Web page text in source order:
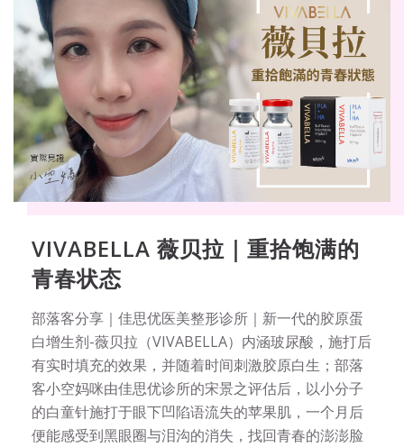
VIVABELLA 薇贝拉｜重拾饱满的
青春状态
部落客分享｜佳思优医美整形诊所｜新一代的胶原蛋
白增生剂-薇贝拉（VIVABELLA）内涵玻尿酸，施打后
有实时填充的效果，并随着时间刺激胶原白生；部落
客小空妈咪由佳思优诊所的宋景之评估后，以小分子
的白童针施打于眼下凹陷语流失的苹果肌，一个月后
便能感受到黑眼圈与泪沟的消失，找回青春的澎澎脸